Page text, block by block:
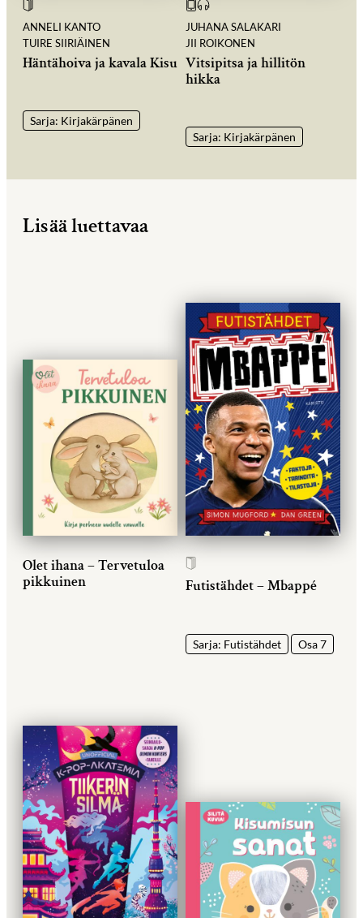
ANNELI KANTO
TUIRE SIIRIÄINEN
Häntähoiva ja kavala Kisu
Sarja: Kirjakärpänen
JUHANA SALAKARI
JII ROIKONEN
Vitsipitsa ja hillitön
hikka
Sarja: Kirjakärpänen
Lisää luettavaa
Olet ihana – Tervetuloa
pikkuinen
Futistähdet – Mbappé
Sarja: Futistähdet Osa 7